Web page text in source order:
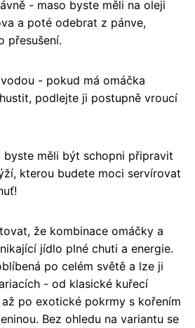
- maso byste měli na oleji
a poté odebrat z pánve,
přesušení.
- pokud má omáčka
podlejte ji postupně vroucí
měli být schopni připravit
kterou budete moci servírovat
že kombinace omáčky a
jídlo plné chuti a energie.
po celém světě a lze ji
- od klasické kuřecí
po exotické pokrmy s kořením
Bez ohledu na variantu se